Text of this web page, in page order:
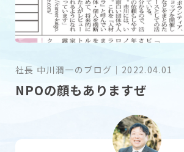
会社案内
採用情報
お問い合わせ
社長 中川潤一のブログ ｜ 2022.04.01
NPOの顔もありますぜ